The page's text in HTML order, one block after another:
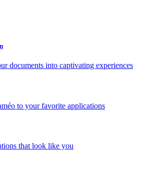
documents into captivating experiences
to your favorite applications
that look like you